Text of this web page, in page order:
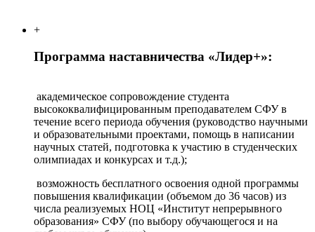
+
Программа наставничества «Лидер+»:
академическое сопровождение студента
высококвалифицированным преподавателем СФУ в
течение всего периода обучения (руководство научными
и образовательными проектами, помощь в написании
научных статей, подготовка к участию в студенческих
олимпиадах и конкурсах и т.д.);
возможность бесплатного освоения одной программы
повышения квалификации (объемом до 36 часов) из
числа реализуемых НОЦ «Институт непрерывного
образования» СФУ (по выбору обучающегося и на